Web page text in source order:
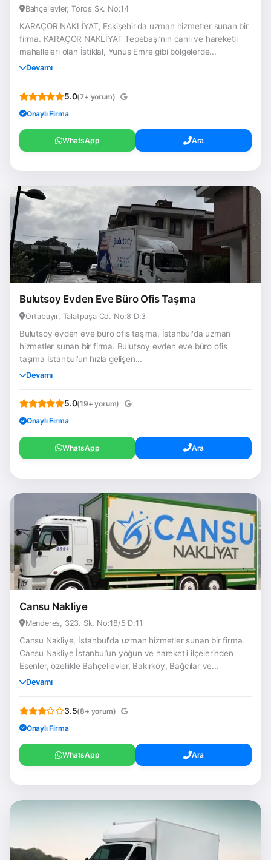
Bahçelievler, Toros Sk. No:14
KARAÇOR NAKLİYAT, Eskişehir'da uzman hizmetler sunan bir
firma. KARAÇOR NAKLİYAT Tepebaşı’nın canlı ve hareketli
mahalleleri olan İstiklal, Yunus Emre gibi bölgelerde...
Devamı
5.0(7+ yorum)
Onaylı Firma
WhatsApp Ara
Bulutsoy Evden Eve Büro Ofis Taşıma
Ortabayır, Talatpaşa Cd. No:8 D:3
Bulutsoy evden eve büro ofis taşıma, İstanbul'da uzman
hizmetler sunan bir firma. Bulutsoy evden eve büro ofis
taşıma İstanbul’un hızla gelişen...
Devamı
5.0(19+ yorum)
Onaylı Firma
WhatsApp Ara
Cansu Nakliye
Menderes, 323. Sk. No:18/5 D:11
Cansu Nakliye, İstanbul'da uzman hizmetler sunan bir firma.
Cansu Nakliye İstanbul’un yoğun ve hareketli ilçelerinden
Esenler, özellikle Bahçelievler, Bakırköy, Bağcılar ve...
Devamı
3.5(8+ yorum)
Onaylı Firma
WhatsApp Ara